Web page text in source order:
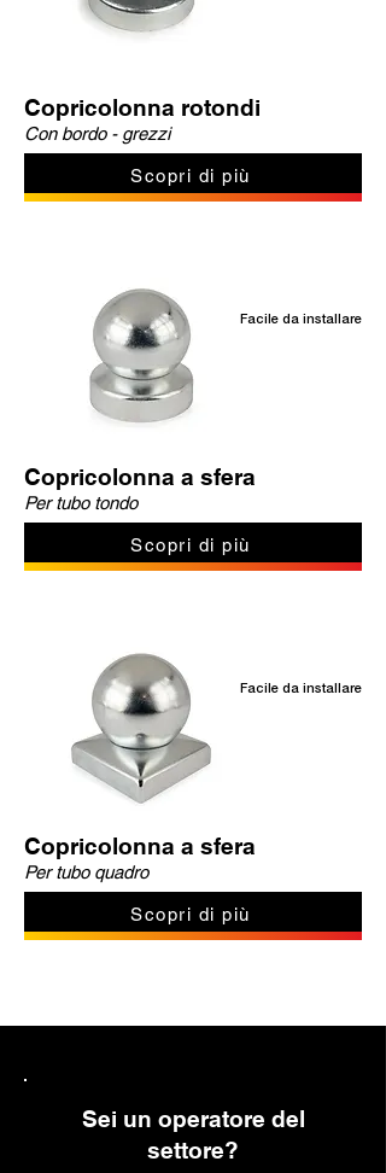
Copricolonna rotondi
Con bordo - grezzi
Scopri di più
Facile da installare
Copricolonna a sfera
Per tubo tondo
Scopri di più
Facile da installare
Copricolonna a sfera
Per tubo quadro
Scopri di più
Sei un operatore del
settore?